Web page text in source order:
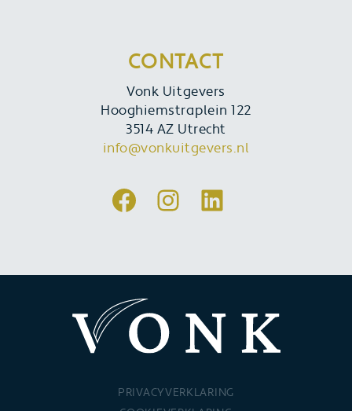
CONTACT
Vonk Uitgevers
Hooghiemstraplein 122
3514 AZ Utrecht
info@vonkuitgevers.nl
Facebook
Instagram
LinkedIn
PRIVACYVERKLARING